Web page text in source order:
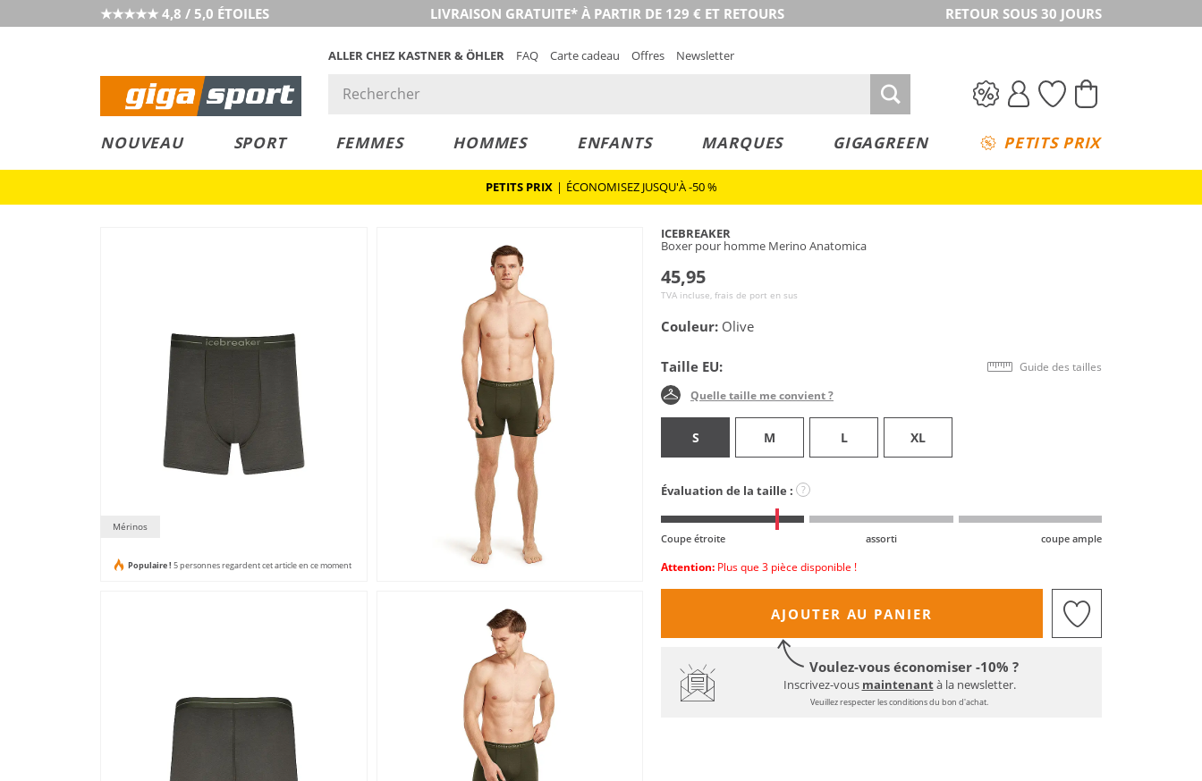
★★★★★ 4,8 / 5,0 ÉTOILES LIVRAISON GRATUITE* À PARTIR DE 129 € ET RETOURS RETOUR SOUS 30 JOURS
ALLER CHEZ KASTNER & ÖHLER FAQ Carte cadeau Offres Newsletter
NOUVEAU SPORT FEMMES HOMMES ENFANTS MARQUES GIGAGREEN PETITS PRIX
PETITS PRIX | ÉCONOMISEZ JUSQU'À -50 %
Mérinos
Populaire ! 5 personnes regardent cet article en ce moment
ICEBREAKER
Boxer pour homme Merino Anatomica
45,95
TVA incluse, frais de port en sus
Couleur: Olive
Taille EU: Guide des tailles
Quelle taille me convient ?
S M L XL
Évaluation de la taille : ?
Coupe étroite assorti coupe ample
Attention: Plus que 3 pièce disponible !
AJOUTER AU PANIER
Voulez-vous économiser -10% ?
Inscrivez-vous maintenantà la newsletter.
Veuillez respecter les conditions du bon d'achat.